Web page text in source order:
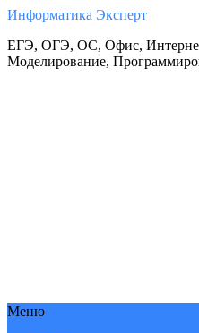
Информатика Эксперт
ЕГЭ, ОГЭ, ОС, Офис,
Моделирование,
Меню